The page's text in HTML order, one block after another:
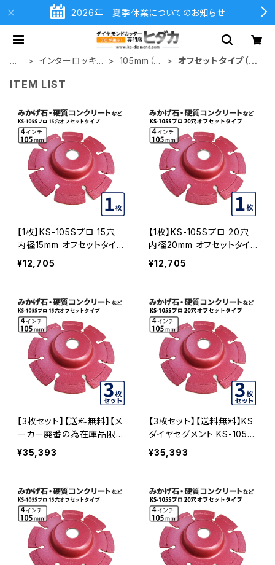
2026年 夏季休業についてのお知らせ
ホ
ム
インターロッキン
105mm（4
オフセットタイプ（ハ
ITEM LIST
【1枚】KS-105Sプロ 15穴
内径15mm オフセットタイプ
(ハットタイプ) KSダイヤセ
グメント (ks-105spro-of1
キワ切り コーナーカット 水
平切断 KS-105SPRO-OF1
5
¥12,705
【1枚】KS-105Sプロ 20穴
内径20mm オフセットタイ
プ(ハットタイプ) KSダイヤ
セグメント (ks-105spro-o
刃キワ切り コーナーカット
水平切断 KS-105SPRO-O
F20
¥12,705
【3枚セット】【送料無料】【メ
ーカー廃番の為在庫品限
り】KSダイヤセグメント KS-
105Sプロ 15穴 内径15mm
プ) (ks-105spro-of15) ダ
イヤモンドカッター 刃キワ
切り コーナーカット 水平切
断 KS-105SPRO-OF15-0
¥35,393
【3枚セット】【送料無料】KS
ダイヤセグメント KS-105S
プロ 20穴 内径20mm オフ
セットタイプ(ハットタイプ)
ヤモンドカッター 刃キワ切
り コーナーカット 水平切断
KS-105SPRO-OF20-03
¥35,393